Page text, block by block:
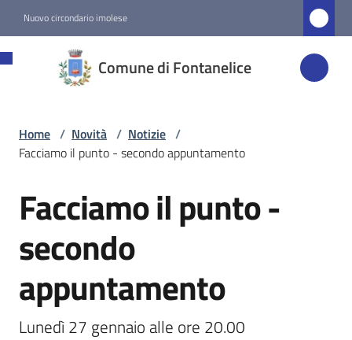
Nuovo circondario imolese
Comune di Fontanelice
Fontanelice
Amministrazione
Menu selezionato
Servizi
Vivere
Fontanelice
Home / Novità / Notizie /
Facciamo il punto - secondo appuntamento
Salta al contenuto
Facciamo il punto -
secondo
appuntamento
Lunedì 27 gennaio alle ore 20.00